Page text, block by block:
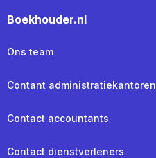
Boekhouder.nl
Ons team
Contant administratiekantoren
Contact accountants
Contact dienstverleners